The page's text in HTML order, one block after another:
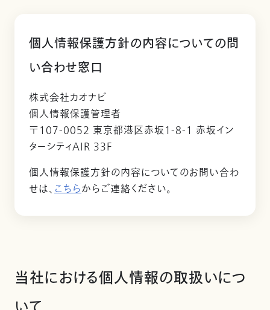
個人情報保護方針の内容についての問
い合わせ窓口
株式会社カオナビ
個人情報保護管理者
〒107-0052 東京都港区赤坂1-8-1 赤坂イン
ターシティAIR 33F
個人情報保護方針の内容についてのお問い合わ
せは、こちらからご連絡ください。
当社における個人情報の取扱いにつ